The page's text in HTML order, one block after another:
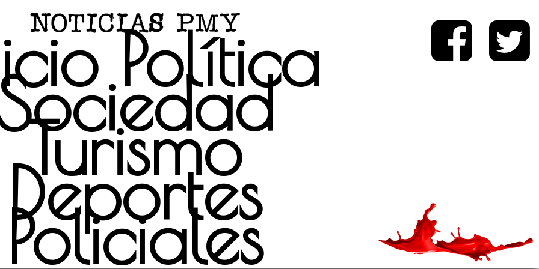
Política
Turismo
Deportes
Policiales